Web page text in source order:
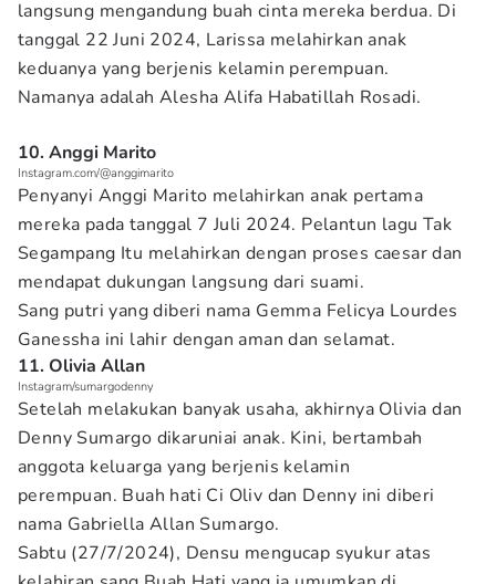
langsung mengandung buah cinta mereka berdua. Di
tanggal 22 Juni 2024, Larissa melahirkan anak
keduanya yang berjenis kelamin perempuan.
Namanya adalah Alesha Alifa Habatillah Rosadi.
10. Anggi Marito
Instagram.com/@anggimarito
Penyanyi Anggi Marito melahirkan anak pertama
mereka pada tanggal 7 Juli 2024. Pelantun lagu Tak
Segampang Itu melahirkan dengan proses caesar dan
mendapat dukungan langsung dari suami.
Sang putri yang diberi nama Gemma Felicya Lourdes
Ganessha ini lahir dengan aman dan selamat.
11. Olivia Allan
Instagram/sumargodenny
Setelah melakukan banyak usaha, akhirnya Olivia dan
Denny Sumargo dikaruniai anak. Kini, bertambah
anggota keluarga yang berjenis kelamin
perempuan. Buah hati Ci Oliv dan Denny ini diberi
nama Gabriella Allan Sumargo.
Sabtu (27/7/2024), Densu mengucap syukur atas